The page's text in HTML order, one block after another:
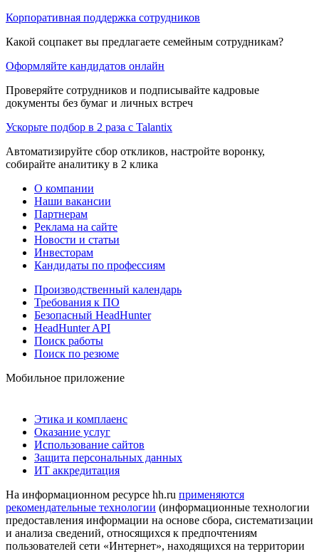
Корпоративная поддержка сотрудников
Какой соцпакет вы предлагаете семейным сотрудникам?
Оформляйте кандидатов онлайн
Проверяйте сотрудников и подписывайте кадровые
документы без бумаг и личных встреч
Ускорьте подбор в 2 раза с Talantix
Автоматизируйте сбор откликов, настройте воронку,
собирайте аналитику в 2 клика
О компании
Наши вакансии
Партнерам
Реклама на сайте
Новости и статьи
Инвесторам
Кандидаты по профессиям
Производственный календарь
Требования к ПО
Безопасный HeadHunter
HeadHunter API
Поиск работы
Поиск по резюме
Мобильное приложение
Этика и комплаенс
Оказание услуг
Использование сайтов
Защита персональных данных
ИТ аккредитация
На информационном ресурсе hh.ru применяются
рекомендательные технологии (информационные технологии
предоставления информации на основе сбора, систематизации
и анализа сведений, относящихся к предпочтениям
пользователей сети «Интернет», находящихся на территории